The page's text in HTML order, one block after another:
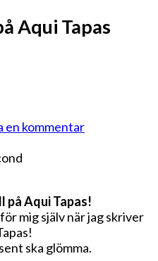
Aqui Tapas
en kommentar
kväll
Aqui Tapas!
mig själv när jag skriver
ska glömma.